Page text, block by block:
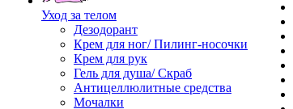
Уход за телом
Дезодорант
Крем для ног/ Пилинг-носочки
Крем для рук
Гель для душа/ Скраб
Антицеллюлитные средства
Мочалки